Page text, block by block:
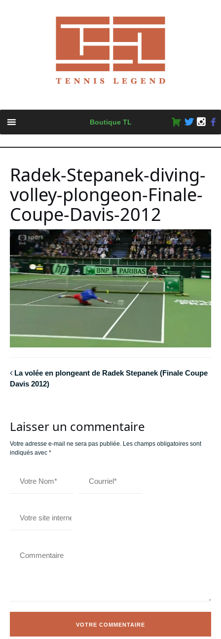
content
Boutique TL
Radek-Stepanek-diving-
volley-plongeon-Finale-
Coupe-Davis-2012
La volée en plongeant de Radek Stepanek (Finale Coupe
Davis 2012)
Laisser un commentaire
Votre adresse e-mail ne sera pas publiée. Les champs obligatoires sont
indiqués avec *